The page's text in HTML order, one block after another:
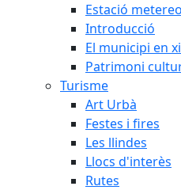
Estació
Introducció
El municipi en
Patrimoni
Turisme
Art Urbà
Festes i fires
Les llindes
Llocs d'interès
Rutes